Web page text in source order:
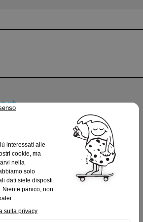
Generali
e resi
riservatezza
cookie